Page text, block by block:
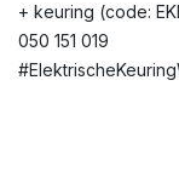
+ keuring (code:
050 151 019